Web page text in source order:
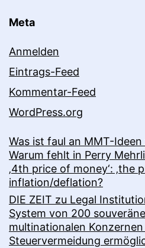
Meta
Anmelden
Eintrags-Feed
Kommentar-Feed
WordPress.org
Was ist faul an MMT-
Warum fehlt in Perry
‚4th price of money‘: ‚the
inflation/deflation?
DIE ZEIT zu Legal
System von 200
multinationalen Konzernen
Steuervermeidung